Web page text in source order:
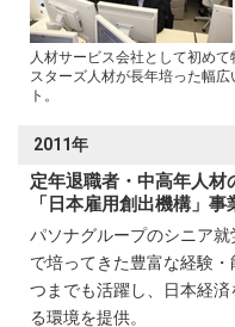
人材サービス会社として初め
スターズ人材が長年培った幅
ト。
2011年
定年退職者・中高年人材
「日本雇用創出機構」事
パソナグループのシニア
で培ってきた豊富な経験
つまでも活躍し、日本経
る環境を提供。